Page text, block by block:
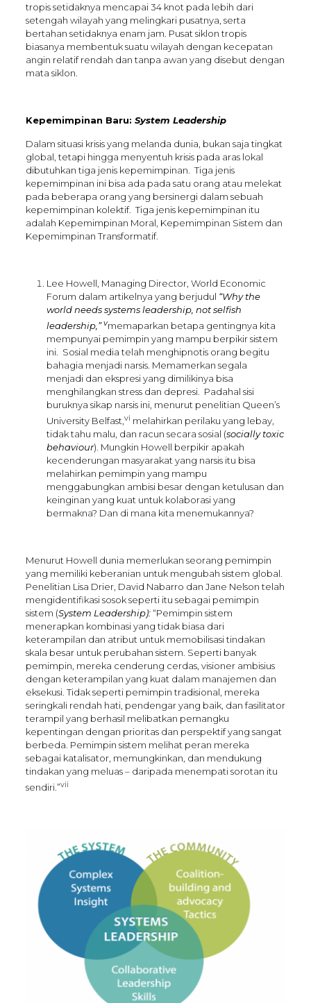
tropis setidaknya mencapai 34 knot pada lebih dari
setengah wilayah yang melingkari pusatnya, serta
bertahan setidaknya enam jam. Pusat siklon tropis
biasanya membentuk suatu wilayah dengan kecepatan
angin relatif rendah dan tanpa awan yang disebut dengan
mata siklon.
Kepemimpinan Baru: System Leadership
Dalam situasi krisis yang melanda dunia, bukan saja tingkat
global, tetapi hingga menyentuh krisis pada aras lokal
dibutuhkan tiga jenis kepemimpinan. Tiga jenis
kepemimpinan ini bisa ada pada satu orang atau melekat
pada beberapa orang yang bersinergi dalam sebuah
kepemimpinan kolektif. Tiga jenis kepemimpinan itu
adalah Kepemimpinan Moral, Kepemimpinan Sistem dan
Kepemimpinan Transformatif.
Lee Howell, Managing Director, World Economic
Forum dalam artikelnya yang berjudul “Why the
world needs systems leadership, not selfish
leadership,”vmemaparkan betapa gentingnya kita
mempunyai pemimpin yang mampu berpikir sistem
ini. Sosial media telah menghipnotis orang begitu
bahagia menjadi narsis. Memamerkan segala
menjadi dan ekspresi yang dimilikinya bisa
menghilangkan stress dan depresi. Padahal sisi
buruknya sikap narsis ini, menurut penelitian Queen’s
University Belfast,vi melahirkan perilaku yang lebay,
tidak tahu malu, dan racun secara sosial (socially toxic
behaviour). Mungkin Howell berpikir apakah
kecenderungan masyarakat yang narsis itu bisa
melahirkan pemimpin yang mampu
menggabungkan ambisi besar dengan ketulusan dan
keinginan yang kuat untuk kolaborasi yang
bermakna? Dan di mana kita menemukannya?
Menurut Howell dunia memerlukan seorang pemimpin
yang memiliki keberanian untuk mengubah sistem global.
Penelitian Lisa Drier, David Nabarro dan Jane Nelson telah
mengidentifikasi sosok seperti itu sebagai pemimpin
sistem (System Leadership):“Pemimpin sistem
menerapkan kombinasi yang tidak biasa dari
keterampilan dan atribut untuk memobilisasi tindakan
skala besar untuk perubahan sistem. Seperti banyak
pemimpin, mereka cenderung cerdas, visioner ambisius
dengan keterampilan yang kuat dalam manajemen dan
eksekusi. Tidak seperti pemimpin tradisional, mereka
seringkali rendah hati, pendengar yang baik, dan fasilitator
terampil yang berhasil melibatkan pemangku
kepentingan dengan prioritas dan perspektif yang sangat
berbeda. Pemimpin sistem melihat peran mereka
sebagai katalisator, memungkinkan, dan mendukung
tindakan yang meluas – daripada menempati sorotan itu
sendiri.”vii